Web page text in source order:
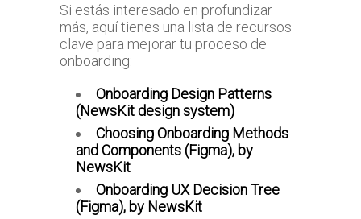
Si estás interesado en profundizar
más, aquí tienes una lista de recursos
clave para mejorar tu proceso de
onboarding:
Onboarding Design Patterns
(NewsKit design system)
Choosing Onboarding Methods
and Components (Figma), by
NewsKit
Onboarding UX Decision Tree
(Figma), by NewsKit